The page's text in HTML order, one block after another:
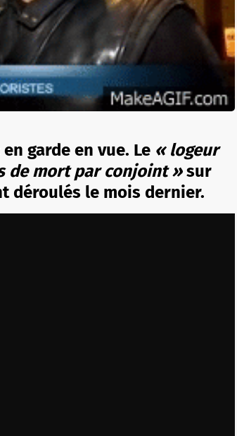
garde en vue. Le « logeur
de mort par conjoint »sur
déroulés le mois dernier.